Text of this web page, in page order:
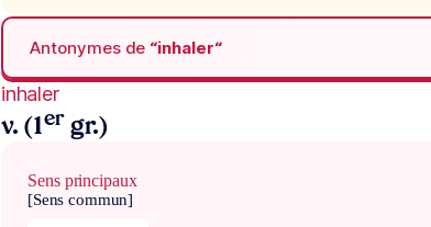
Antonymes de “inhaler“
inhaler
v. (1er gr.)
Sens principaux
[Sens commun]